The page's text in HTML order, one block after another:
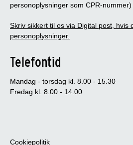
personoplysninger som CPR-nummer)
Skriv sikkert til os via Digital post, hvis
personoplysninger.
Telefontid
Mandag - torsdag kl. 8.00 - 15.30
Fredag kl. 8.00 - 14.00
Cookiepolitik